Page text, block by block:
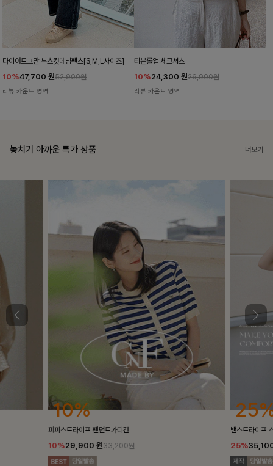
다이어트그만 부츠컷데님팬츠[S,M,L사이즈]
10%47,700 원52,900원
리뷰 카운트 영역
티븐롤업 체크셔츠
10%24,300 원26,900원
리뷰 카운트 영역
놓치기 아까운 특가 상품 더보기
25%
밴스트라이프 스트링원피스
25%35,100 원46,800원
10%
[5천장돌파/
10%